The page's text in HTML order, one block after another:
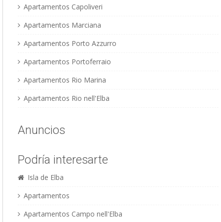
Apartamentos Capoliveri
Apartamentos Marciana
Apartamentos Porto Azzurro
Apartamentos Portoferraio
Apartamentos Rio Marina
Apartamentos Rio nell'Elba
Anuncios
Podría interesarte
Isla de Elba
Apartamentos
Apartamentos Campo nell'Elba